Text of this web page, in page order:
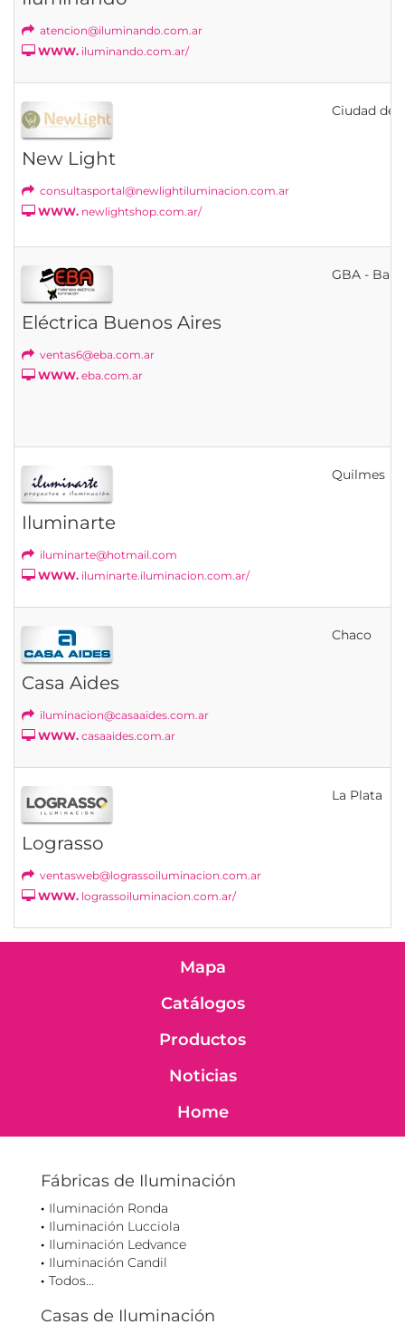
atencion@iluminando.com.ar
WWW. iluminando.com.ar/
New Light
consultasportal@newlightiluminacion.com.ar
WWW. newlightshop.com.ar/
Ciudad de
Eléctrica Buenos Aires
ventas6@eba.com.ar
WWW. eba.com.ar
GBA -
Iluminarte
iluminarte@hotmail.com
WWW. iluminarte.iluminacion.com.ar/
Quilmes
Casa Aides
iluminacion@casaaides.com.ar
WWW. casaaides.com.ar
Chaco
Lograsso
ventasweb@lograssoiluminacion.com.ar
WWW. lograssoiluminacion.com.ar/
La Plata
Mapa
Catálogos
Productos
Noticias
Home
Fábricas de Iluminación
Iluminación Ronda
Iluminación Lucciola
Iluminación Ledvance
Iluminación Candil
Todos...
Casas de Iluminación